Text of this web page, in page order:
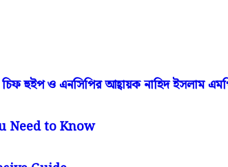
চিফ হুইপ ও এনসিপির আহ্বায়ক নাহিদ ইসলাম
Need to Know